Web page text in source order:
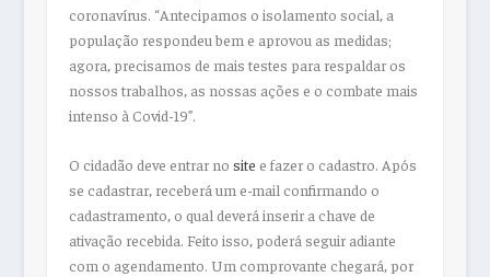
coronavírus. “Antecipamos o isolamento social, a
população respondeu bem e aprovou as medidas;
agora, precisamos de mais testes para respaldar os
nossos trabalhos, as nossas ações e o combate mais
intenso à Covid-19”.
O cidadão deve entrar no site e fazer o cadastro. Após
se cadastrar, receberá um e-mail confirmando o
cadastramento, o qual deverá inserir a chave de
ativação recebida. Feito isso, poderá seguir adiante
com o agendamento. Um comprovante chegará, por